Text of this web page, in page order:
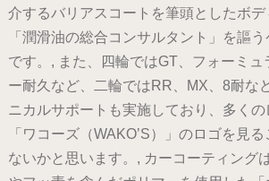
介するバリアスコートを筆頭としたボ
「潤滑油の総合コンサルタント」を謳
です。, また、四輪ではGT、フォーミ
ー耐久など、二輪ではRR、MX、8耐な
ニカルサポートも実施しており、多く
「ワコーズ（WAKO’S）」のロゴを見
ないかと思います。, カーコーティング